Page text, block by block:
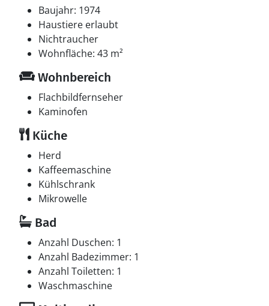
Baujahr: 1974
Haustiere erlaubt
Nichtraucher
Wohnfläche: 43 m²
Wohnbereich
Flachbildfernseher
Kaminofen
Küche
Herd
Kaffeemaschine
Kühlschrank
Mikrowelle
Bad
Anzahl Duschen: 1
Anzahl Badezimmer: 1
Anzahl Toiletten: 1
Waschmaschine